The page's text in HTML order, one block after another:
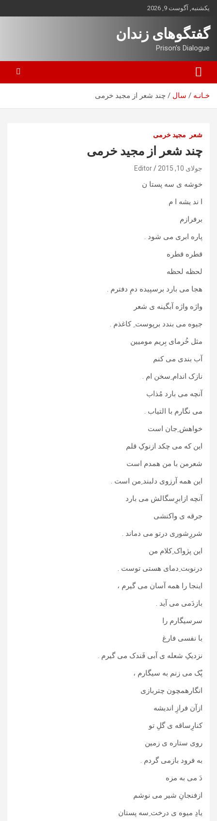
بروید
یکشنبه, آگوست 9, 2026
گفتگوهای زندان
Prison's Dialogue
خـانـه سال چند شعر از مجید خرمی
شعر مجید خرمی
چند شعر از مجید خرمی
جولای 10, 2015 Editor
خوشه ی سه پستا ن
ا ند یشه ا م
برفرازم
پاره ابری می شود .
قطره قطره
لحظه لحظه
هجا می بارد برسپیده دمِ دفترم .
واژه واژه آبگینه ی شعر
جیوه می بندد برپوست ِ کاغذم .
مثل خُرمای بِریم مومیین
آب بندی می کنم
نازک اندام ِسخن ام .
آنچه می بارد مُذاب
می نگارم با التیاب .
خواهش ِجان است
این که می چکد ازنوکِ قلم
شعرمن با من همدم است
این همه آرزوی دلبند ِمن است .
آنچه ازابرِسگالش می بارد
جرقه ی واکنشی
شررِشوری درتو می دماند .
این پژواک ِکلام من
درنوبت ِدمای هستی توست .
اینجا را همه آسان می گیرم ،
بازدَمی می آید .
سرسیگارم را
با نفسی فارغ
نزدیکِ شعله ی آبی فَندک می گیرم .
پُک می زنم به سیگارم ،
انگارهمچون چتربازی
ازآن فرازِ اندیشه
کنارِساقه ی گلِ تو
روی ستاره ی زمین
به فرود بازمی گردم .
دَ می به مزه
ازفنجانِ شیر می نوشم
یادِ میوه ی درخت ِسه پستان